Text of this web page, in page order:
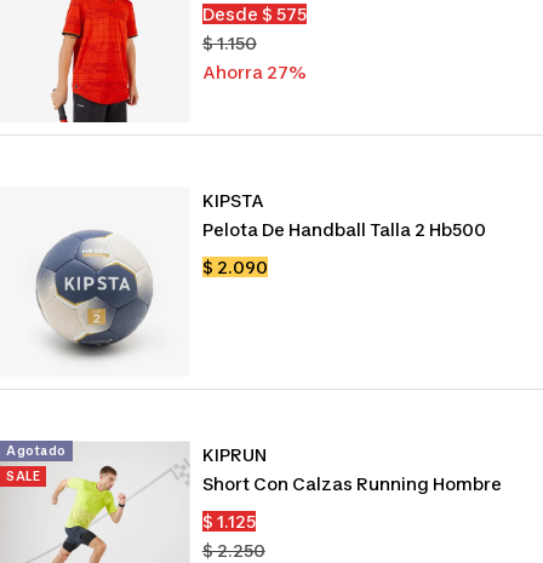
Precio
de
venta
Desde $ 575
Precio
normal
$ 1.150
Ahorra 27%
KIPSTA
Pelota De Handball Talla 2 Hb500
Precio
$ 2.090
Agotado
SALE
KIPRUN
Short Con Calzas Running Hombre
Precio
de
$ 1.125
Precio
$ 2.250